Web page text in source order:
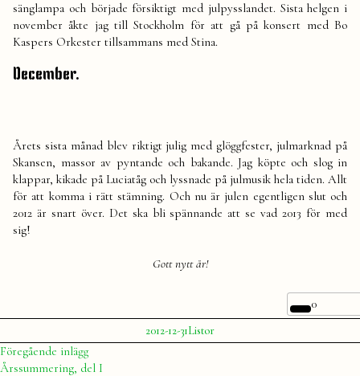
sänglampa och började försiktigt med julpysslandet. Sista helgen i
november åkte jag till Stockholm för att gå på konsert med Bo
Kaspers Orkester tillsammans med Stina.
December.
Årets sista månad blev riktigt julig med glöggfester, julmarknad på
Skansen, massor av pyntande och bakande. Jag köpte och slog in
klappar, kikade på Luciatåg och lyssnade på julmusik hela tiden. Allt
för att komma i rätt stämning. Och nu är julen egentligen slut och
2012 är snart över. Det ska bli spännande att se vad 2013 för med
sig!
Gott nytt år!
0
Publicerat
av
Julia
2012-12-31Publicerat
i
Listor
Inläggsnavigering
Föregående inläggFöregående
inlägg:
Årssummering, del I